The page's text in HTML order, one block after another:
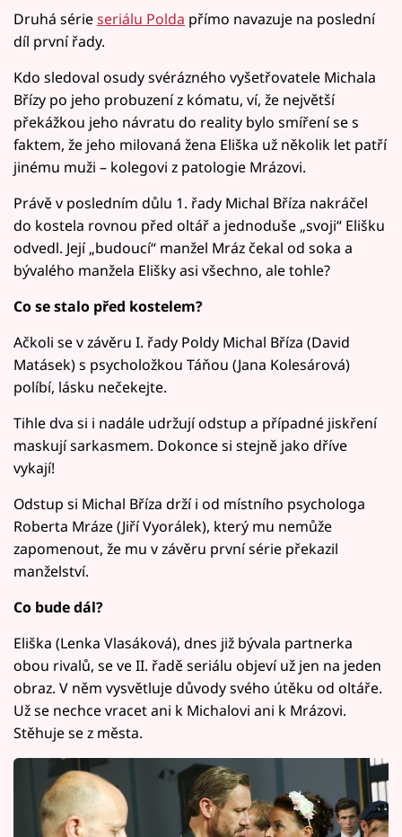
Druhá sérieseriálu Polda přímo navazuje na poslední
díl první řady.
Kdo sledoval osudy svérázného vyšetřovatele Michala
Břízy po jeho probuzení z kómatu, ví, že největší
překážkou jeho návratu do reality bylo smíření se s
faktem, že jeho milovaná žena Eliška už několik let patří
jinému muži – kolegovi z patologie Mrázovi.
Právě v posledním důlu 1. řady Michal Bříza nakráčel
do kostela rovnou před oltář a jednoduše „svoji“ Elišku
odvedl. Její „budoucí“ manžel Mráz čekal od soka a
bývalého manžela Elišky asi všechno, ale tohle?
Co se stalo před kostelem?
Ačkoli se v závěru I. řady Poldy Michal Bříza (David
Matásek) s psycholožkou Táňou (Jana Kolesárová)
políbí, lásku nečekejte.
Tihle dva si i nadále udržují odstup a případné jiskření
maskují sarkasmem. Dokonce si stejně jako dříve
vykají!
Odstup si Michal Bříza drží i od místního psychologa
Roberta Mráze (Jiří Vyorálek), který mu nemůže
zapomenout, že mu v závěru první série překazil
manželství.
Co bude dál?
Eliška (Lenka Vlasáková), dnes již bývala partnerka
obou rivalů, se ve II. řadě seriálu objeví už jen na jeden
obraz. V něm vysvětluje důvody svého útěku od oltáře.
Už se nechce vracet ani k Michalovi ani k Mrázovi.
Stěhuje se z města.